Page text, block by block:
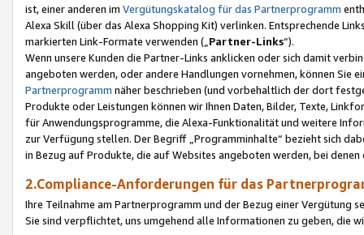
ist, einer anderen im Vergütungskatalog für das Partnerprogramm
Alexa Skill (über das Alexa Shopping Kit) verlinken. Entsprechende
markierten Link-Formate verwenden („ Partner-Links“).
Wenn unsere Kunden die Partner-Links anklicken oder sich damit
angeboten werden, oder andere Handlungen vornehmen, können Sie
Partnerprogramm näher beschrieben (und vorbehaltlich der dort
Produkte oder Leistungen können wir Ihnen Daten, Bilder, Texte,
für Anwendungsprogramme, die Alexa-Funktionalität und weitere
zur Verfügung stellen. Der Begriff „Programminhalte“ bezieht sich
in Bezug auf Produkte, die auf Websites angeboten werden, bei
2.Compliance-Anforderungen für das
Ihre Teilnahme am Partnerprogramm und der Bezug einer Vergütung
Sie sind verpflichtet, uns umgehend alle Informationen zu geben, die